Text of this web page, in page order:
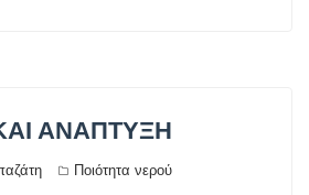
ΑΝΆΠΤΥΞΗ
Ποιότητα νερού